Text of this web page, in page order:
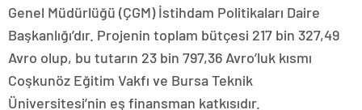
Genel Müdürlüğü (ÇGM) İstihdam Politikaları Daire
Başkanlığı’dır. Projenin toplam bütçesi 217 bin 327,49
Avro olup, bu tutarın 23 bin 797,36 Avro’luk kısmı
Coşkunöz Eğitim Vakfı ve Bursa Teknik
Üniversitesi’nin eş finansman katkısıdır.